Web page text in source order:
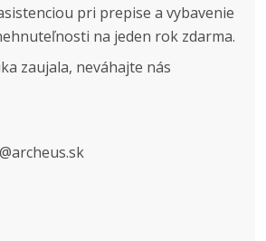
pri prepise a vybavenie
na jeden rok zdarma.
zaujala, neváhajte nás